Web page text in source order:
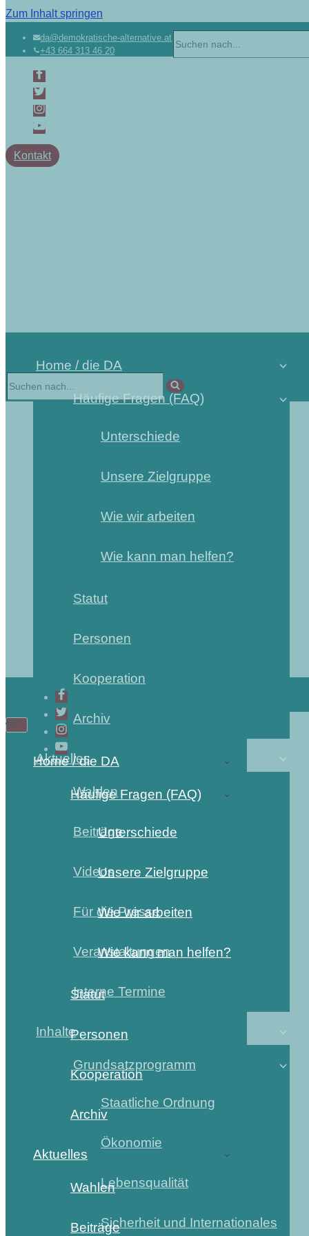
Zum Inhalt springen
da@demokratische-alternative.at
+43 664 313 46 20
Kontakt
Home / die DA
Häufige Fragen (FAQ)
Unterschiede
Unsere Zielgruppe
Wie wir arbeiten
Wie kann man helfen?
Statut
Personen
Kooperation
Archiv
Aktuelles
Wahlen
Beiträge
Videos
Für die Presse
Veranstaltungen
Interne Termine
Inhalte
Grundsatzprogramm
Staatliche Ordnung
Ökonomie
Lebensqualität
Sicherheit und Internationales
Home / die DA
Häufige Fragen (FAQ)
Unterschiede
Unsere Zielgruppe
Wie wir arbeiten
Wie kann man helfen?
Statut
Personen
Kooperation
Archiv
Aktuelles
Wahlen
Beiträge